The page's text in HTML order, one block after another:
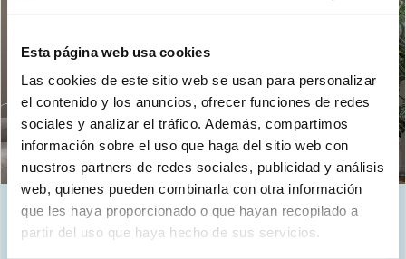
Esta página web usa cookies
Las cookies de este sitio web se usan para personalizar
el contenido y los anuncios, ofrecer funciones de redes
sociales y analizar el tráfico. Además, compartimos
información sobre el uso que haga del sitio web con
nuestros partners de redes sociales, publicidad y análisis
web, quienes pueden combinarla con otra información
que les haya proporcionado o que hayan recopilado a
partir del uso que haya hecho de sus servicios.
Único, como tú